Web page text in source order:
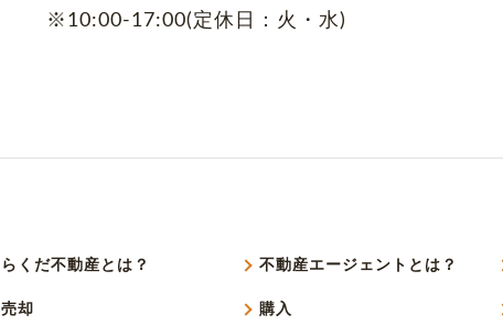
※10:00-17:00(定休日：火・水)
らくだ不動産とは？ 不動産エージェントとは？
売却 購入